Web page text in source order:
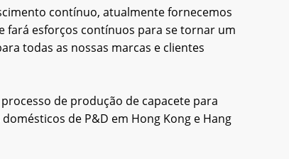
contínuo, atualmente fornecemos
fará esforços contínuos para se tornar um
todas as nossas marcas e clientes
de produção de capacete para
de P&D em Hong Kong e Hang